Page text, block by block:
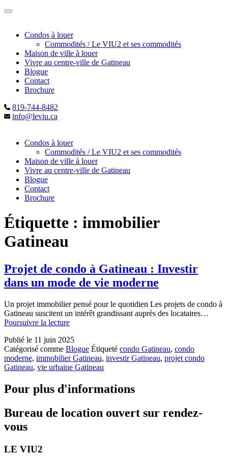
Condos à louer
Commodités / Le VIU2 et ses commodités
Maison de ville à louer
Vivre au centre-ville de Gatineau
Blogue
Contact
Brochure
819-744-8482
info@leviu.ca
Condos à louer
Commodités / Le VIU2 et ses commodités
Maison de ville à louer
Vivre au centre-ville de Gatineau
Blogue
Contact
Brochure
Étiquette : immobilier
Gatineau
Projet de condo à Gatineau : Investir
dans un mode de vie moderne
Un projet immobilier pensé pour le quotidien Les projets de condo à
Gatineau suscitent un intérêt grandissant auprès des locataires…
Poursuivre la lectureProjet
condo
à
Gatineau
:
dans
un
de
Publié le 11 juin 2025
Catégorisé comme Blogue Étiqueté condo Gatineau, condo
moderne, immobilier Gatineau, investir Gatineau, projet condo
Gatineau, vie urbaine Gatineau
Pour plus d'informations
Bureau de location ouvert sur rendez-
vous
LE VIU2